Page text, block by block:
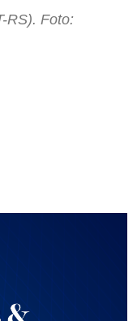
RS). Foto: